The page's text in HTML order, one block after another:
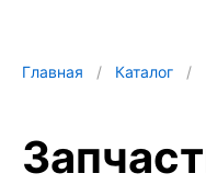
Главная / Каталог /